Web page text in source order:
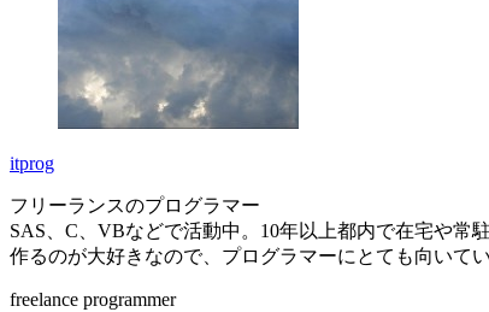
itprog
フリーランスのプログラマー
SAS、C、VBなどで活動中。10年以上都内で在宅や常
作るのが大好きなので、プログラマーにとても向いてい
freelance programmer